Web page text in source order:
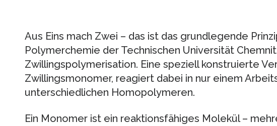
Aus Eins mach Zwei – das ist das grundlegende
Polymerchemie der Technischen Universität
Zwillingspolymerisation. Eine speziell konstruierte
Zwillingsmonomer, reagiert dabei in nur einem
unterschiedlichen Homopolymeren.
Ein Monomer ist ein reaktionsfähiges Molekül –